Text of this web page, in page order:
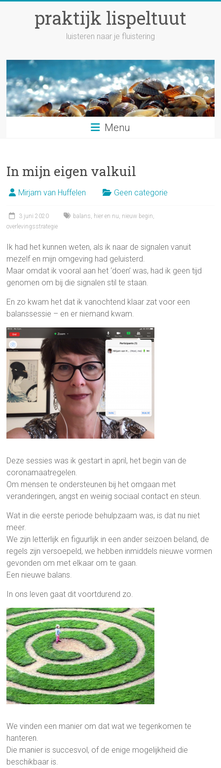
praktijk lispeltuut
luisteren naar je fluistering
Menu
In mijn eigen valkuil
Mirjam van Huffelen Geen categorie
3 juni 2020 balans hier en nu nieuw begin
overlevingsstrategie
Ik had het kunnen weten, als ik naar de signalen vanuit
mezelf en mijn omgeving had geluisterd.
Maar omdat ik vooral aan het ‘doen’ was, had ik geen tijd
genomen om bij die signalen stil te staan.
En zo kwam het dat ik vanochtend klaar zat voor een
balanssessie – en er niemand kwam.
Deze sessies was ik gestart in april, het begin van de
coronamaatregelen.
Om mensen te ondersteunen bij het omgaan met
veranderingen, angst en weinig sociaal contact en steun.
Wat in die eerste periode behulpzaam was, is dat nu niet
meer.
We zijn letterlijk en figuurlijk in een ander seizoen beland, de
regels zijn versoepeld, we hebben inmiddels nieuwe vormen
gevonden om met elkaar om te gaan.
Een nieuwe balans.
In ons leven gaat dit voortdurend zo.
We vinden een manier om dat wat we tegenkomen te
hanteren.
Die manier is succesvol, of de enige mogelijkheid die
beschikbaar is.